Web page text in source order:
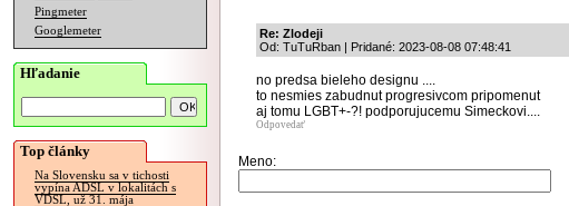
Pingmeter
Googlemeter
Hľadanie
Top články
Na Slovensku sa v tichosti
vypína ADSL v lokalitách s
VDSL, už 31. mája
Re: Zlodeji
Od: TuTuRban | Pridané: 2023-08-08 07:48:41
no predsa bieleho designu ....
to nesmies zabudnut progresivcom pripomenut
aj tomu LGBT+-?! podporujucemu Simeckovi....
Odpovedať
Meno: